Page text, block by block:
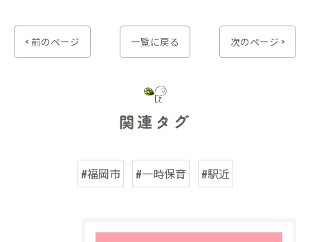
< 前のページ 一覧に戻る 次のページ >
関連タグ
#福岡市 #一時保育 #駅近